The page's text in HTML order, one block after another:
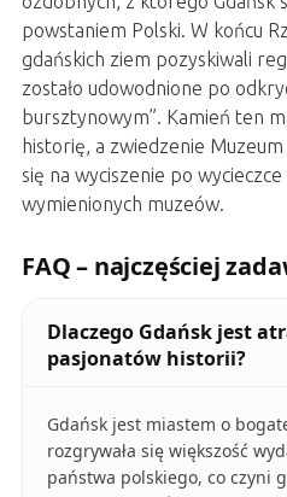
powstaniem Polski. W końcu
gdańskich ziem pozyskiwali
zostało udowodnione po
bursztynowym”. Kamień ten
historię, a zwiedzenie
się na wyciszenie po
wymienionych muzeów.
FAQ – najczęściej
Dlaczego Gdańsk jest
pasjonatów historii?
Gdańsk jest miastem o
rozgrywała się większość
państwa polskiego, co czyni